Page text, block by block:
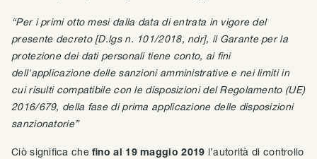
“Per i primi otto mesi dalla data di entrata in vigore del
presente decreto [D.lgs n. 101/2018, ndr], il Garante per la
protezione dei dati personali tiene conto, ai fini
dell'applicazione delle sanzioni amministrative e nei limiti in
cui risulti compatibile con le disposizioni del Regolamento (UE)
2016/679, della fase di prima applicazione delle disposizioni
sanzionatorie”
Ciò significa chefino al 19 maggio 2019 l’autorità di controllo